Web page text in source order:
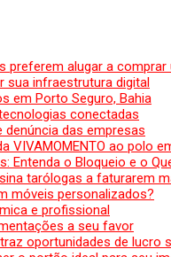
preferem alugar a comprar
sua infraestrutura digital
em Porto Seguro, Bahia
conectadas
das empresas
ao polo
Entenda o Bloqueio e o
tarólogas a faturarem
móveis personalizados?
e profissional
a seu favor
oportunidades de lucro